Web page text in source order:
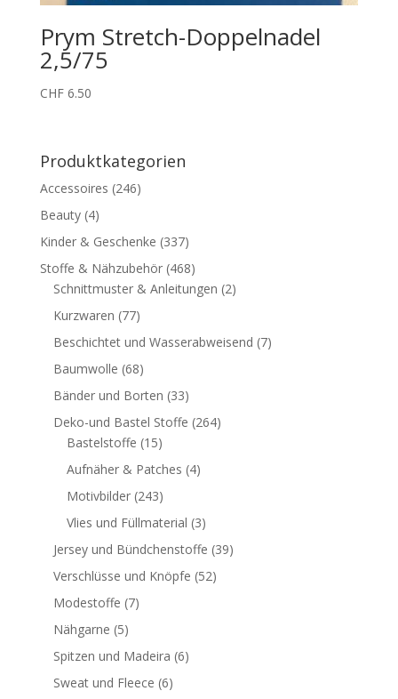
Prym Stretch-Doppelnadel
2,5/75
CHF6.50
Produktkategorien
Accessoires (246)
Beauty (4)
Kinder & Geschenke (337)
Stoffe & Nähzubehör (468)
Schnittmuster & Anleitungen (2)
Kurzwaren (77)
Beschichtet und Wasserabweisend (7)
Baumwolle (68)
Bänder und Borten (33)
Deko-und Bastel Stoffe (264)
Bastelstoffe (15)
Aufnäher & Patches (4)
Motivbilder (243)
Vlies und Füllmaterial (3)
Jersey und Bündchenstoffe (39)
Verschlüsse und Knöpfe (52)
Modestoffe (7)
Nähgarne (5)
Spitzen und Madeira (6)
Sweat und Fleece (6)